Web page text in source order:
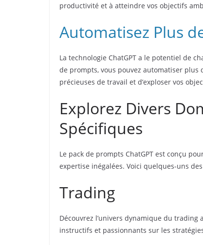
productivité et à atteindre vos objectifs
Automatisez Plus
La technologie ChatGPT a le potentiel de
de prompts, vous pouvez automatiser plus
précieuses de travail et d’exploser vos
Explorez Divers
Spécifiques
Le pack de prompts ChatGPT est conçu
expertise inégalées. Voici quelques-uns
Trading
Découvrez l’univers dynamique du
instructifs et passionnants sur les